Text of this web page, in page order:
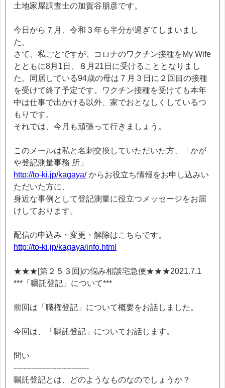
土地家屋調査士の加賀谷朋彦です。
今日から７月、令和３年も半分が過ぎてしまいまし
た。
さて、私ごとですが、コロナのワクチン接種をMy Wife
とともに8月1日、８月21日に受けることとなりまし
た。同居している94歳の母は７月３日に２回目の接種
を受けて終了予定です。ワクチン接種を受けても本年
中は仕事で出かける以外、家でおとなしくしているつ
もりです。
それでは、今月も頑張って行きましょう。
このメールは私と名刺交換していただいた方、「かが
や登記測量事務 所」
http://to-ki.jp/kagaya/からお役立ち情報をお申し込みい
ただいた方に、
身近な事例として登記測量に役立つメッセージをお届
けしております。
配信の申込み・変更・解除はこちらです。
http://to-ki.jp/kagaya/info.html
★★★[第２５３回]の悩み相談宅急便★★★2021.7.1
***「嘱託登記」について***
前回は「職権登記」について概要をお話しました。
今回は、「嘱託登記」についてお話します。
問い
------------------------------
嘱託登記とは、どのようなものなのでしょうか？